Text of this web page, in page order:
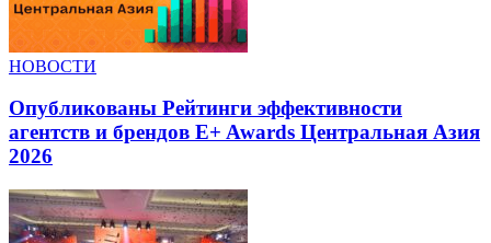
НОВОСТИ
Опубликованы Рейтинги эффективности
агентств и брендов E+ Awards Центральная Азия
2026